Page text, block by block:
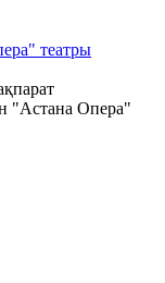
театры
"Астана Опера"